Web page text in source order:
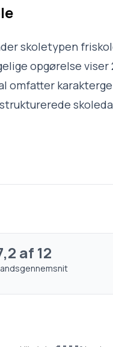
skoletypen
opgørelse
omfatter
af 12